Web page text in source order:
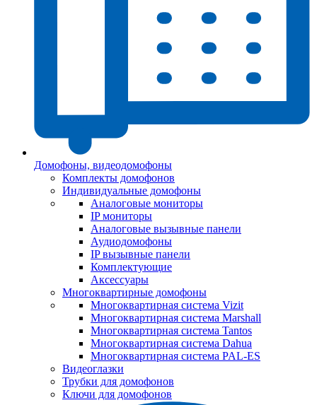
Домофоны, видеодомофоны
Комплекты домофонов
Индивидуальные домофоны
Аналоговые мониторы
IP мониторы
Аналоговые вызывные панели
Аудиодомофоны
IP вызывные панели
Комплектующие
Аксессуары
Многоквартирные домофоны
Многоквартирная система Vizit
Многоквартирная система Marshall
Многоквартирная система Tantos
Многоквартирная система Dahua
Многоквартирная система PAL-ES
Видеоглазки
Трубки для домофонов
Ключи для домофонов